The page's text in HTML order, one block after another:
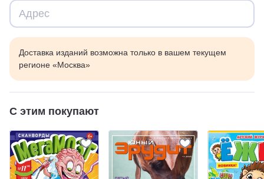
Доставка изданий возможна только в вашем текущем
регионе «Москва»
С этим покупают